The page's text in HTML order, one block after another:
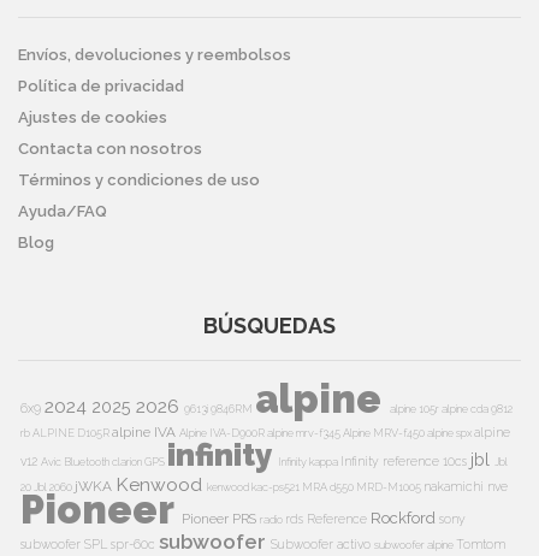
Envíos, devoluciones y reembolsos
Política de privacidad
Ajustes de cookies
Contacta con nosotros
Términos y condiciones de uso
Ayuda/FAQ
Blog
BÚSQUEDAS
6x9 2024 2025 2026 9613i9846RM alpine alpine 105r alpine cda 9812
rbALPINE D105Ralpine IVA Alpine IVA-D900Ralpine mrv-f345Alpine MRV-f450alpine spxalpine
v12 Avic BluetoothclarionGPS infinity Infinity kappa Infinity reference 10cs jbl
Jbl
20 Jbl 2060 jWKA Kenwood kenwood kac-ps521 MRA d550 MRD-M1005 nakamichi nve
Pioneer Pioneer PRS radio rds Reference Rockford sony
subwoofer SPL spr-60c subwoofer Subwoofer activo subwoofer alpine Tomtom